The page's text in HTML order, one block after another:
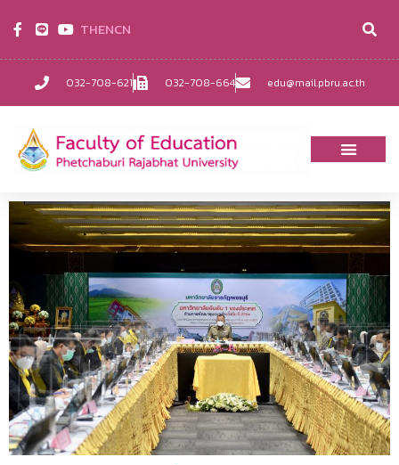
032-708-621 032-708-664 edu@mail.pbru.ac.th
THENCN